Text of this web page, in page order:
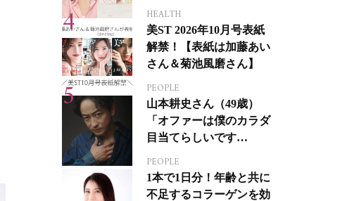
HEALTH
美ST 2026年10月号表紙
解禁！【表紙は加藤あい
さん＆菊池風磨さん】
PEOPLE
山本耕史さん（49歳）
「オファーは僕のカラダ
目当てらしいです
ジカルへの挑戦
PEOPLE
1本で1日分！年齢と共に
不足するコラーゲンを効